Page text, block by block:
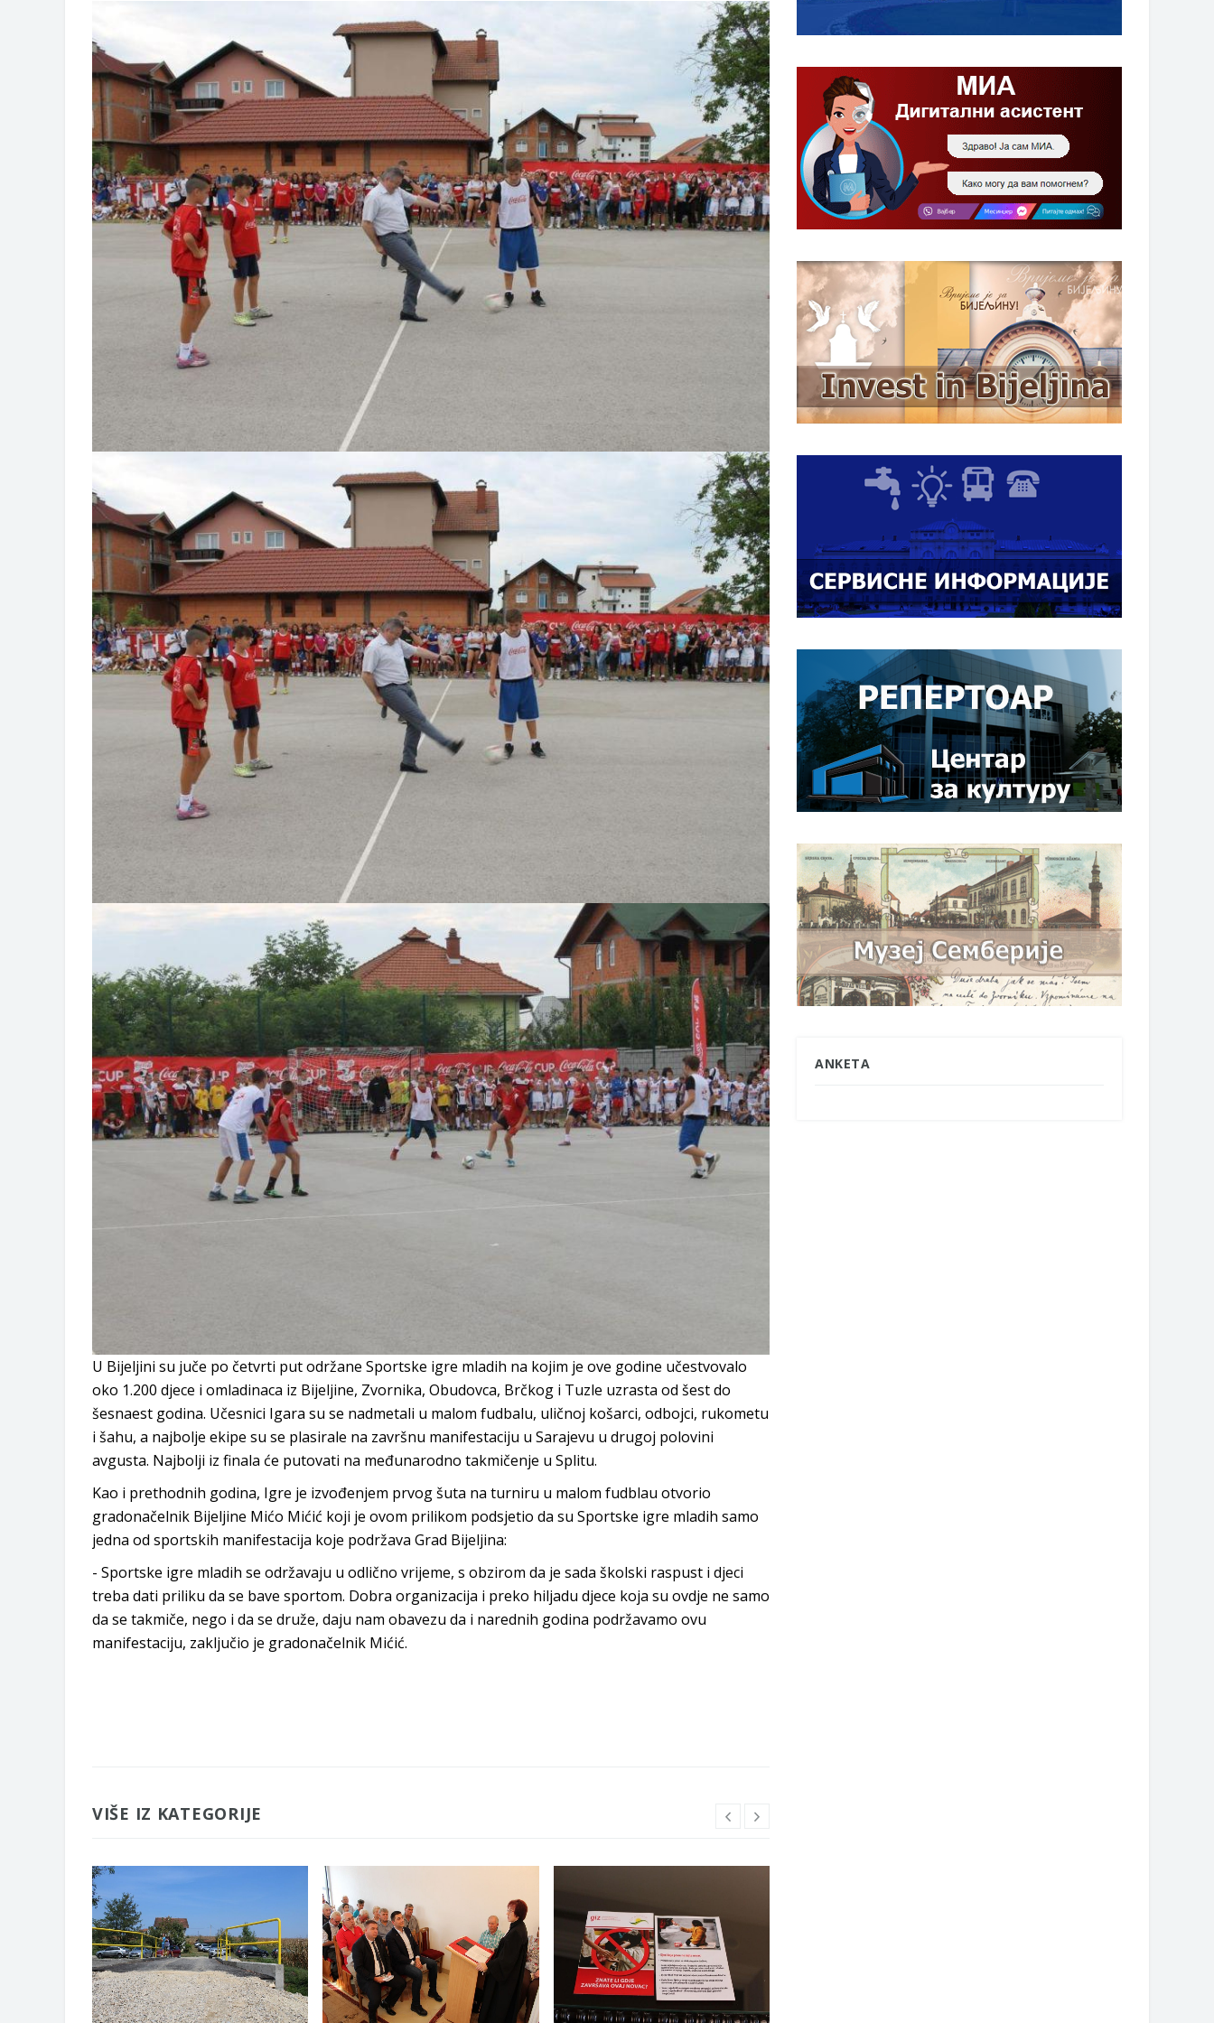
Od 27. jula prijem zahtjeva za novčanu pomoć za nabavku školskog pribora osnovcima
Obrasci zahtjeva za regresirano gorivo dostupni od 13. marta do 15. novembra
Zahtjev za izdavanje PONOSNE KARTICE
Obavještenje za preduzetnika - Vera Ujić
JAVNI POZIV ZA PRIJAVU NEPROPISNOG ODLAGANjA OTPADA UZ DODJELU FINANSIJSKE NAGRADE
U Bijeljini su juče po četvrti put održane Sportske igre mladih na kojim je ove godine učestvovalo
oko 1.200 djece i omladinaca iz Bijeljine, Zvornika, Obudovca, Brčkog i Tuzle uzrasta od šest do
šesnaest godina. Učesnici Igara su se nadmetali u malom fudbalu, uličnoj košarci, odbojci, rukometu
i šahu, a najbolje ekipe su se plasirale na završnu manifestaciju u Sarajevu u drugoj polovini
avgusta. Najbolji iz finala će putovati na međunarodno takmičenje u Splitu.
Kao i prethodnih godina, Igre je izvođenjem prvog šuta na turniru u malom fudblau otvorio
gradonačelnik Bijeljine Mićo Mićić koji je ovom prilikom podsjetio da su Sportske igre mladih samo
jedna od sportskih manifestacija koje podržava Grad Bijeljina:
- Sportske igre mladih se održavaju u odlično vrijeme, s obzirom da je sada školski raspust i djeci
treba dati priliku da se bave sportom. Dobra organizacija i preko hiljadu djece koja su ovdje ne samo
da se takmiče, nego i da se druže, daju nam obavezu da i narednih godina podržavamo ovu
manifestaciju, zaključio je gradonačelnik Mićić.
VIŠE IZ KATEGORIJE
ANKETA